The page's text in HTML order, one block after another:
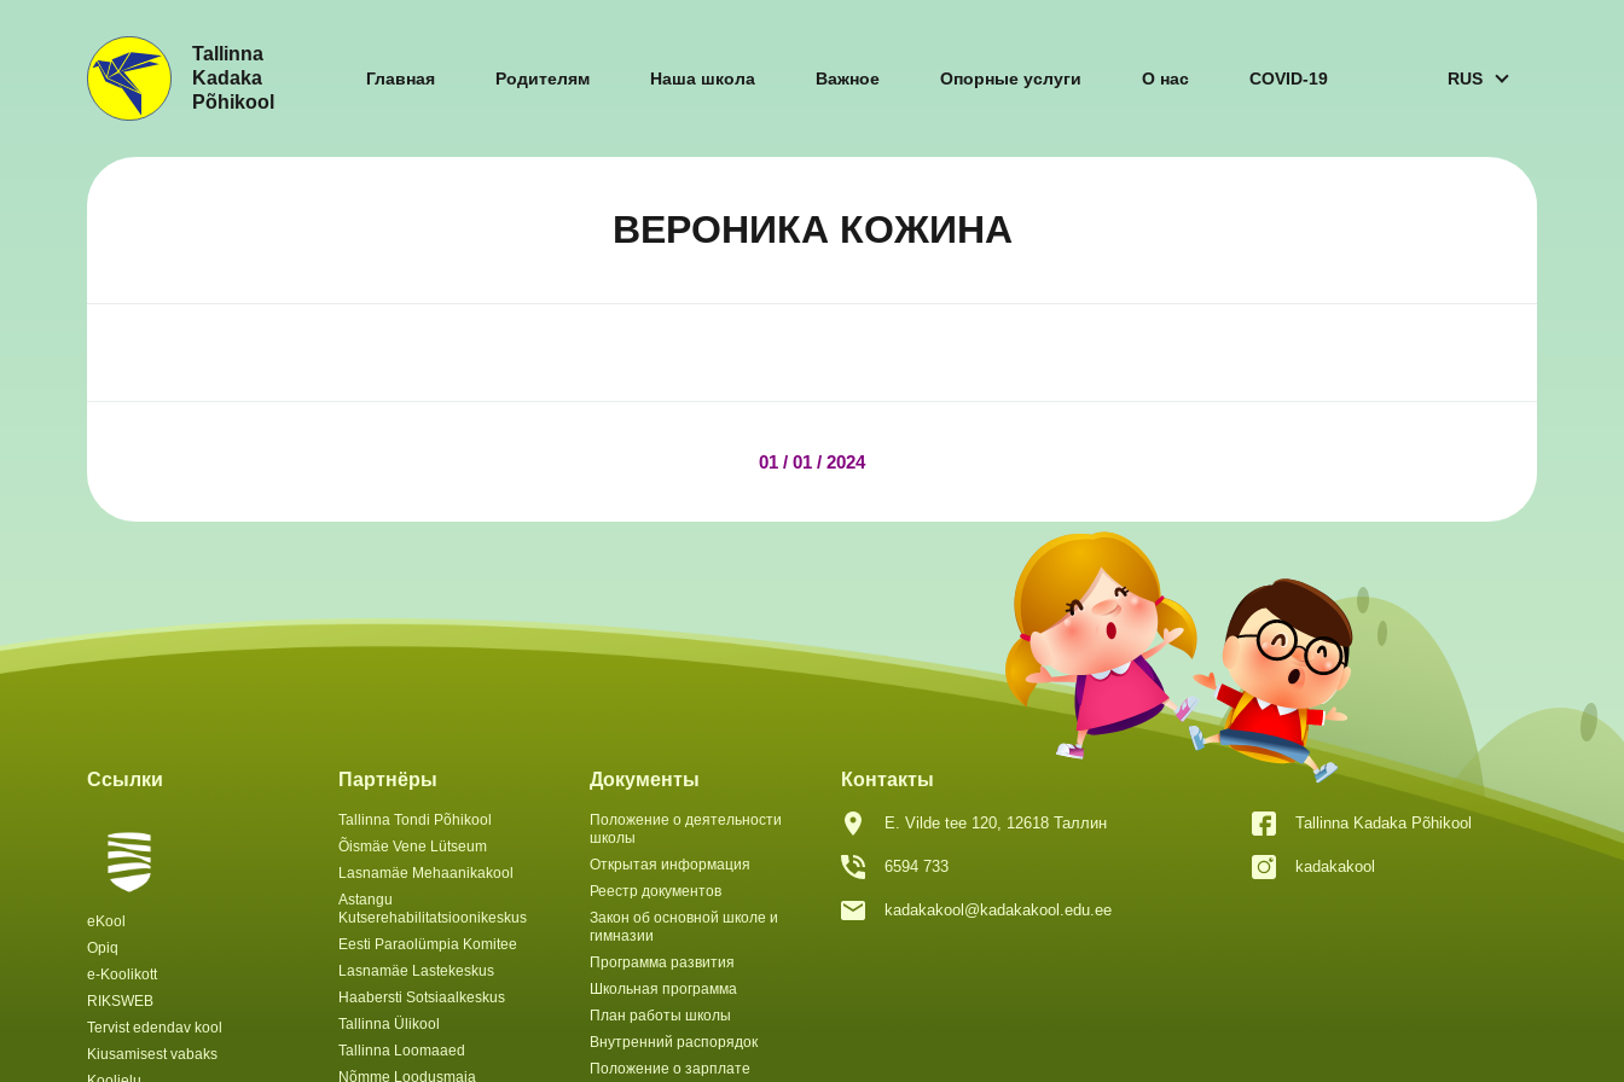
Tallinna
Kadaka
Põhikool
Главная Родителям Наша школа Важное Опорные услуги О нас COVID-19 RUS
ВЕРОНИКА КОЖИНА
01 / 01 / 2024
Ссылки
eKool
Opiq
e-Koolikott
RIKSWEB
Tervist edendav kool
Kiusamisest vabaks
Партнёры
Tallinna Tondi Põhikool
Õismäe Vene Lütseum
Lasnamäe Mehaanikakool
Astangu
Kutserehabilitatsioonikeskus
Eesti Paraolümpia Komitee
Lasnamäe Lastekeskus
Haabersti Sotsiaalkeskus
Tallinna Ülikool
Tallinna Loomaaed
Nõmme Loodusmaja
Документы
Положение о деятельности
школы
Открытая информация
Реестр документов
Закон об основной школе и
гимназии
Программа развития
Школьная программа
План работы школы
Внутренний распорядок
Положение о зарплате
Контакты
E. Vilde tee 120, 12618 Таллин
6594 733
kadakakool@kadakakool.edu.ee
Tallinna Kadaka Põhikool
kadakakool